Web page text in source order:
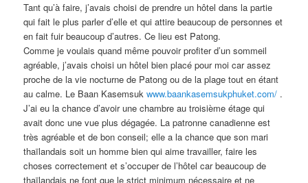
Tant qu’à faire, j’avais choisi de prendre un hôtel dans la partie
qui fait le plus parler d’elle et qui attire beaucoup de personnes et
en fait fuir beaucoup d’autres. Ce lieu est Patong.
Comme je voulais quand même pouvoir profiter d’un sommeil
agréable, j’avais choisi un hôtel bien placé pour moi car assez
proche de la vie nocturne de Patong ou de la plage tout en étant
au calme. Le Baan Kasemsukwww.baankasemsukphuket.com/ .
J’ai eu la chance d’avoir une chambre au troisième étage qui
avait donc une vue plus dégagée. La patronne canadienne est
très agréable et de bon conseil; elle a la chance que son mari
thaïlandais soit un homme bien qui aime travailler, faire les
choses correctement et s’occuper de l’hôtel car beaucoup de
thaïlandais ne font que le strict minimum nécessaire et ne